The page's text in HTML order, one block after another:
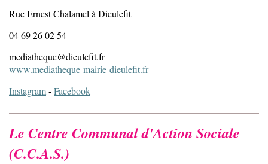
Rue Ernest Chalamel à Dieulefit
04 69 26 02 54
mediatheque@dieulefit.fr
www.mediatheque-mairie-dieulefit.fr
Instagram-Facebook
Le Centre Communal d'Action Sociale
(C.C.A.S.)